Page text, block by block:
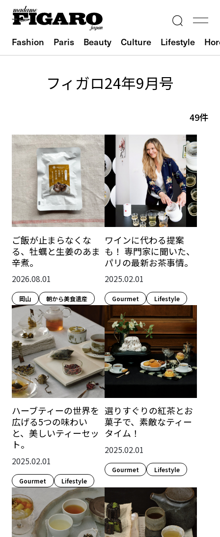
Fashion Paris Beauty Culture Lifestyle
フィガロ24年9月号
49件
ご飯が止まらなくな
る、牡蠣と生姜のあま
辛煮。
2026.08.01
岡山 朝から美食遺産
ワインに代わる提案
も！ 専門家に聞いた、
パリの最新お茶事情。
2025.02.01
Gourmet Lifestyle​
ハーブティーの世界を
広げる5つの味わい
と、美しいティーセッ
ト。
2025.02.01
Gourmet Lifestyle​
選りすぐりの紅茶とお
菓子で、素敵なティー
タイム！
2025.02.01
Gourmet Lifestyle​